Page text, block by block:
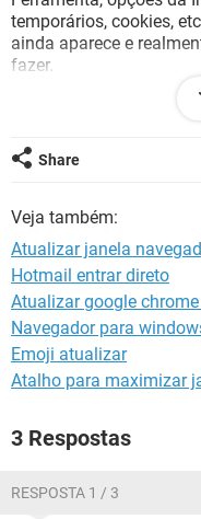
GUIA DE COMPRAS
temporários, cookies,
ainda aparece e
fazer.
Será que alguém
Share
Veja também:
Atualizar janela
Hotmail entrar direto
Atualizar google
Navegador para
Emoji atualizar
Atalho para maximizar
3 Respostas
RESPOSTA 1 / 3